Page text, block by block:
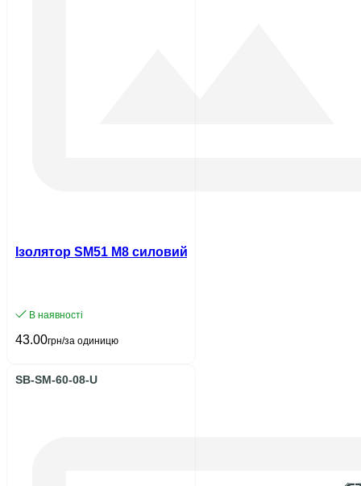
Ізолятор SM51 М8 силовий з болтом UEC
В наявності
43.00грн/за одиницю
SB-SM-60-08-U